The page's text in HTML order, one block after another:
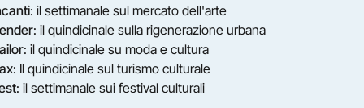
di Roma accanto ai costumi del
Danilo Donati ottenne l’Oscar. Sarà
il ciak originale, uno dei prestiti della
la quale il Comune di Rimini ha siglato un
: il settimanale sul mercato dell'arte
: il quindicinale sulla rigenerazione urbana
: il quindicinale su moda e cultura
: Il quindicinale sul turismo culturale
: il settimanale sui festival culturali